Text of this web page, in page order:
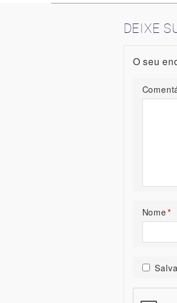
DEIXE
O seu
Nome*